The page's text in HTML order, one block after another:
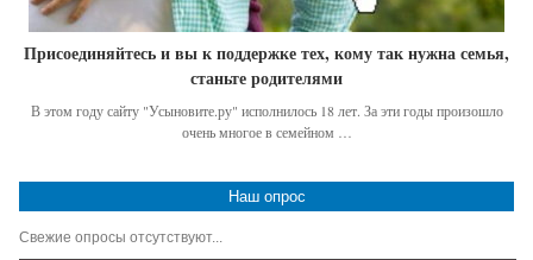
Присоединяйтесь и вы к поддержке тех, кому так нужна семья,
станьте родителями
В этом году сайту "Усыновите.ру" исполнилось 18 лет. За эти годы произошло
очень многое в семейном …
Наш опрос
Свежие опросы отсутствуют...